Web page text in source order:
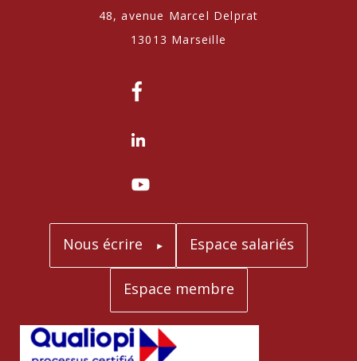
48, avenue Marcel Delprat
13013 Marseille
Nous écrire Espace salariés
Espace membre